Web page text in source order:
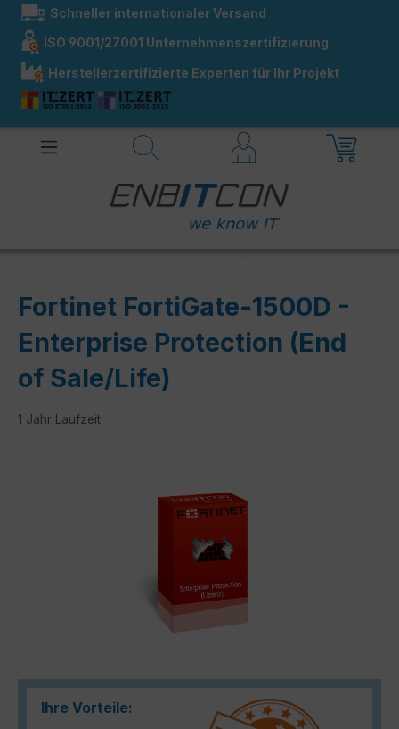
springen
Schneller internationaler Versand
ISO 9001/27001 Unternehmenszertifizierung
Herstellerzertifizierte Experten für Ihr Projekt
Fortinet FortiGate-1500D -
Enterprise Protection (End
of Sale/Life)
1 Jahr Laufzeit
Ihre Vorteile: